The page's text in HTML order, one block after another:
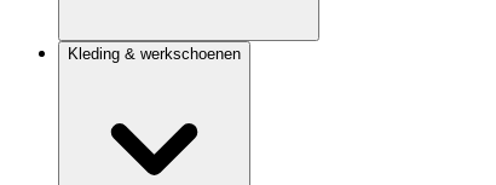
Kleding & werkschoenen